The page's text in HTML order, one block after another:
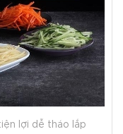
lợi dễ tháo lắp